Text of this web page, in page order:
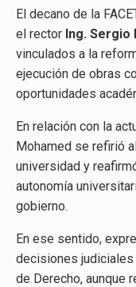
El decano de la
el rector Ing. Sergio
vinculados a la
ejecución de obras
oportunidades
En relación con la
Mohamed se refirió
universidad y
autonomía
gobierno.
En ese sentido,
decisiones judiciales
de Derecho, aunque